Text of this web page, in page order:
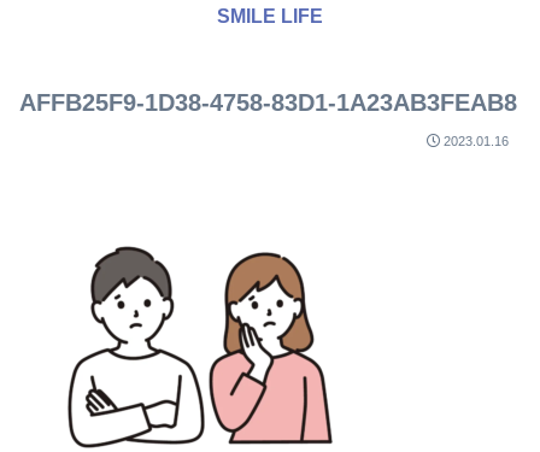
SMILE LIFE
AFFB25F9-1D38-4758-83D1-1A23AB3FEAB8
2023.01.16